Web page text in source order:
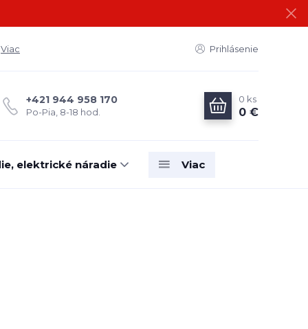
Viac Prihlásenie
+421 944 958 170
Po-Pia, 8-18 hod.
0 ks
0 €
elektrické náradie Viac